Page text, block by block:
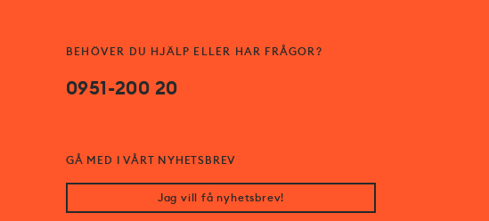
BEHÖVER DU HJÄLP ELLER HAR FRÅGOR?
0951-200 20
GÅ MED I VÅRT NYHETSBREV
Jag vill få nyhetsbrev!